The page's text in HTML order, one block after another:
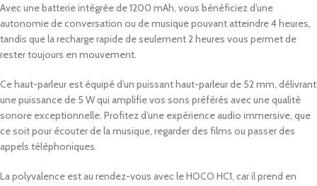
Avec une batterie intégrée de 1200 mAh, vous bénéficiez d’une
autonomie de conversation ou de musique pouvant atteindre 4 heures,
tandis que la recharge rapide de seulement 2 heures vous permet de
rester toujours en mouvement.
Ce haut-parleur est équipé d’un puissant haut-parleur de 52 mm, délivrant
une puissance de 5 W qui amplifie vos sons préférés avec une qualité
sonore exceptionnelle. Profitez d’une expérience audio immersive, que
ce soit pour écouter de la musique, regarder des films ou passer des
appels téléphoniques.
La polyvalence est au rendez-vous avec le HOCO HC1, car il prend en